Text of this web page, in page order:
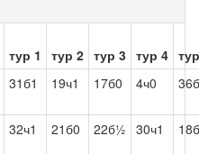
тур 1 тур 2 тур 3 тур 4
31б1 19ч1 17б0 4ч0
32ч1 21б0 22б½ 30ч1